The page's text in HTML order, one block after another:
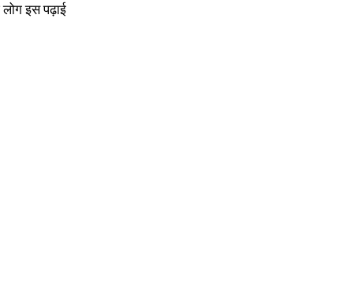
इस पढ़ाई